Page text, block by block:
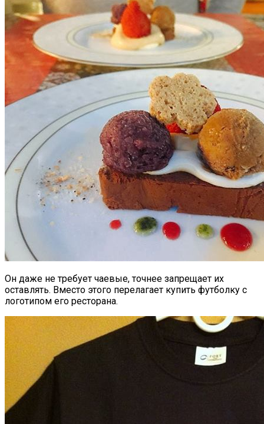
Он даже не требует чаевые, точнее запрещает их
оставлять. Вместо этого перелагает купить футболку с
логотипом его ресторана.